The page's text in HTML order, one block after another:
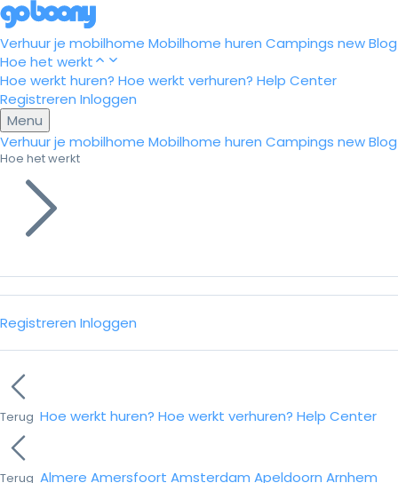
Verhuur je mobilhome Mobilhome huren Campings newBlog
Hoe het werkt
Hoe werkt huren? Hoe werkt verhuren? Help Center
Registreren Inloggen
Menu
Verhuur je mobilhome Mobilhome huren Campings newBlog
Hoe het werkt
Registreren Inloggen
Terug Hoe werkt huren? Hoe werkt verhuren? Help Center
Terug Almere Amersfoort Amsterdam Apeldoorn Arnhem